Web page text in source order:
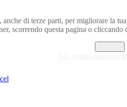
di terze parti, per migliorare la
scorrendo questa pagina o